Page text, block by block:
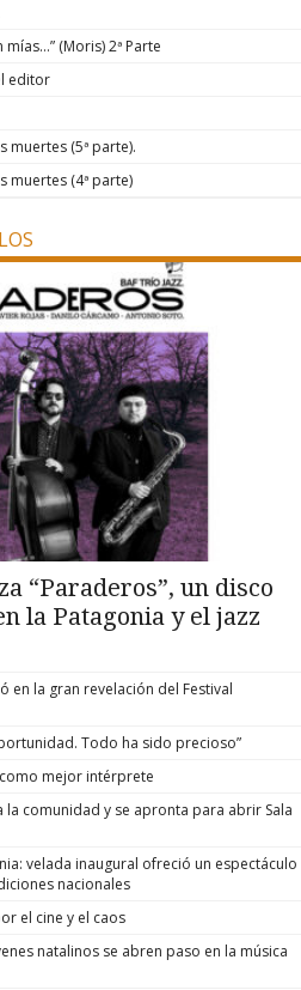
(Moris) 2ª Parte
editor
muertes (5ª parte).
muertes (4ª parte)
“Paraderos”, un disco
la Patagonia y el jazz
en la gran revelación del Festival
Todo ha sido precioso”
mejor intérprete
la comunidad y se apronta para abrir Sala
velada inaugural ofreció un espectáculo
nacionales
el cine y el caos
natalinos se abren paso en la música